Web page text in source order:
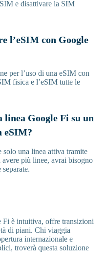
e disattivare la SIM
l’eSIM con Google
per l’uso di una eSIM con
fisica e l’eSIM tutte le
linea Google Fi su un
eSIM?
una linea attiva tramite
più linee, avrai bisogno
è intuitiva, offre transizioni
di piani. Chi viaggia
internazionale e
troverà questa soluzione